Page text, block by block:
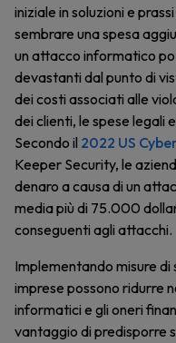
iniziale in soluzioni e
sembrare una spesa
un attacco informatico
devastanti dal punto di
dei costi associati alle
dei clienti, le spese legali
Secondo il 2022 US
Keeper Security, le
denaro a causa di un
media più di 75.000
conseguenti agli attacchi.
Implementando misure
imprese possono ridurre
informatici e gli oneri
vantaggio di predisporre